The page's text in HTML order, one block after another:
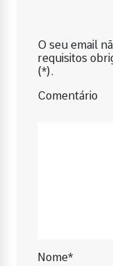
O seu email
requisitos
(*).
Comentário
Nome*